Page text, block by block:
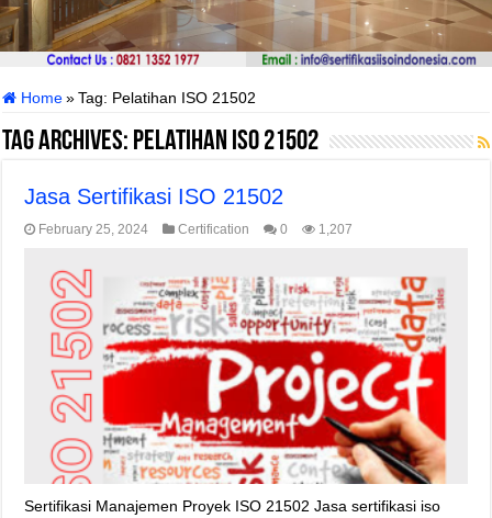
Home » Tag: Pelatihan ISO 21502
Tag Archives: Pelatihan ISO 21502
Jasa Sertifikasi ISO 21502
February 25, 2024 Certification 0 1,207
Sertifikasi Manajemen Proyek ISO 21502 Jasa sertifikasi iso